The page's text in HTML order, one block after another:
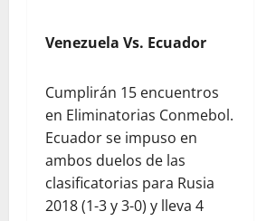
Venezuela Vs. Ecuador
Cumplirán 15 encuentros
en Eliminatorias Conmebol.
Ecuador se impuso en
ambos duelos de las
clasificatorias para Rusia
2018 (1-3 y 3-0) y lleva 4